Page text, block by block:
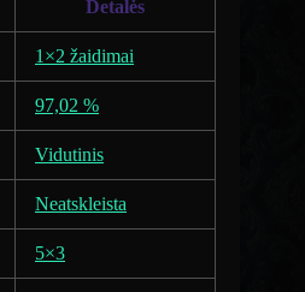
Detalės
1×2 žaidimai
97,02 %
Vidutinis
Neatskleista
5×3